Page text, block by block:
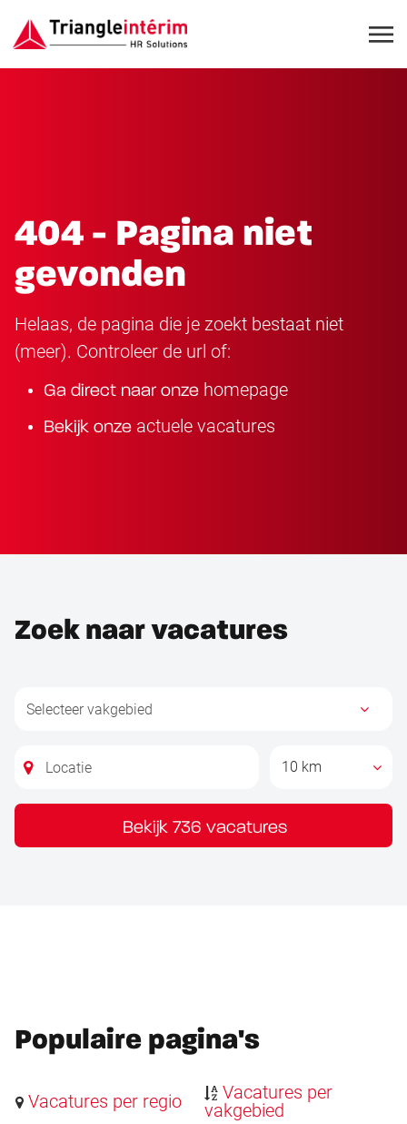
404 - Pagina niet
gevonden
Helaas, de pagina die je zoekt bestaat niet
(meer). Controleer de url of:
Ga direct naar onze homepage
Bekijk onze actuele vacatures
Zoek naar vacatures
10 km
Bekijk 736 vacatures
Populaire pagina's
Vacatures per regio
Vacatures per
vakgebied